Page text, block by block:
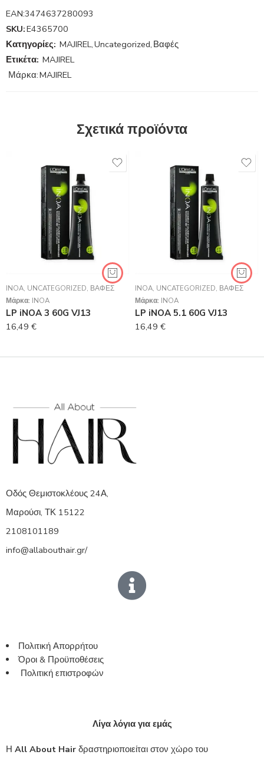
EAN:3474637280093
SKU:E4365700
Κατηγορίες: MAJIREL,Uncategorized, Βαφές
Ετικέτα: MAJIREL
Μάρκα:MAJIREL
Σχετικά προϊόντα
INOA, UNCATEGORIZED, ΒΑΦΈΣ
Μάρκα: INOA
LP iNOA 3 60G VJ13
16,49 €
INOA, UNCATEGORIZED, ΒΑΦΈΣ
Μάρκα: INOA
LP iNOA 5.1 60G VJ13
16,49 €
Οδός Θεμιστοκλέους 24Α,
Μαρούσι, ΤΚ 15122
2108101189
info@allabouthair.gr/
Πολιτική Απορρήτου
Όροι & Προϋποθέσεις
Πολιτική επιστροφών
Λίγα λόγια για εμάς
Η All About Hair δραστηριοποιείται στον χώρο του